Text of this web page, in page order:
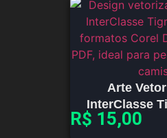
Arte
InterClasse
R$ 15,00